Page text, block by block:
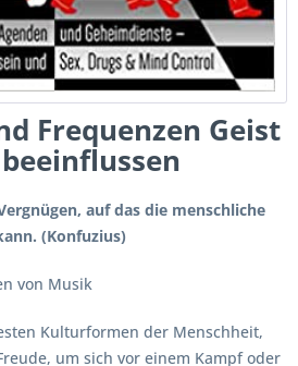
Frequenzen Geist
auf das die menschliche
(Konfuzius)
von Musik
Kulturformen der Menschheit,
um sich vor einem Kampf oder